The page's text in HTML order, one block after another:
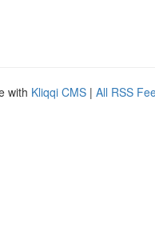
with Kliqqi CMS | All RSS